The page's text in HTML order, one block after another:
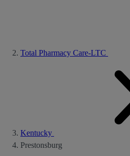
Total Pharmacy Care-LTC
Kentucky
Prestonsburg